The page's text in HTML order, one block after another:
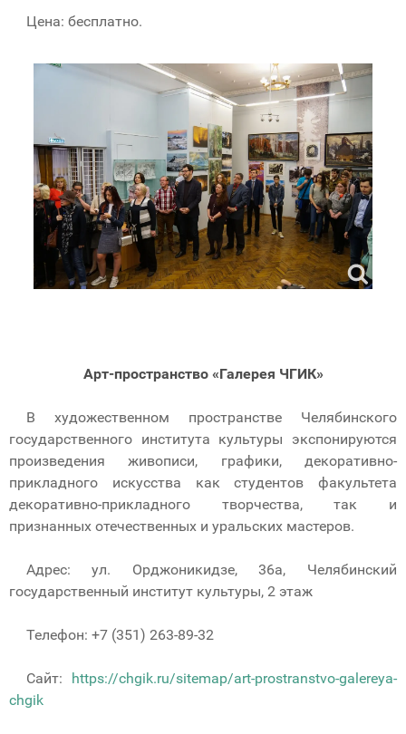
Цена: бесплатно.
Арт-пространство «Галерея ЧГИК»
В художественном пространстве Челябинского
государственного института культуры экспонируются
произведения живописи, графики, декоративно-
прикладного искусства как студентов факультета
декоративно-прикладного творчества, так и
признанных отечественных и уральских мастеров.
Адрес: ул. Орджоникидзе, 36а, Челябинский
государственный институт культуры, 2 этаж
Телефон: +7 (351) 263-89-32
Сайт:
https://chgik.ru/sitemap/art-prostranstvo-galereya-
chgik